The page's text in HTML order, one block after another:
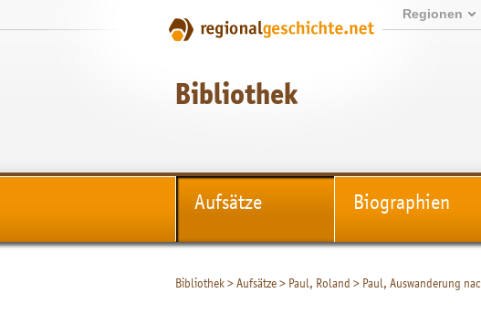
Regionen
Bibliothek
Aufsätze Biographien
Bibliothek>Aufsätze> Paul, Roland > Paul, Auswanderung